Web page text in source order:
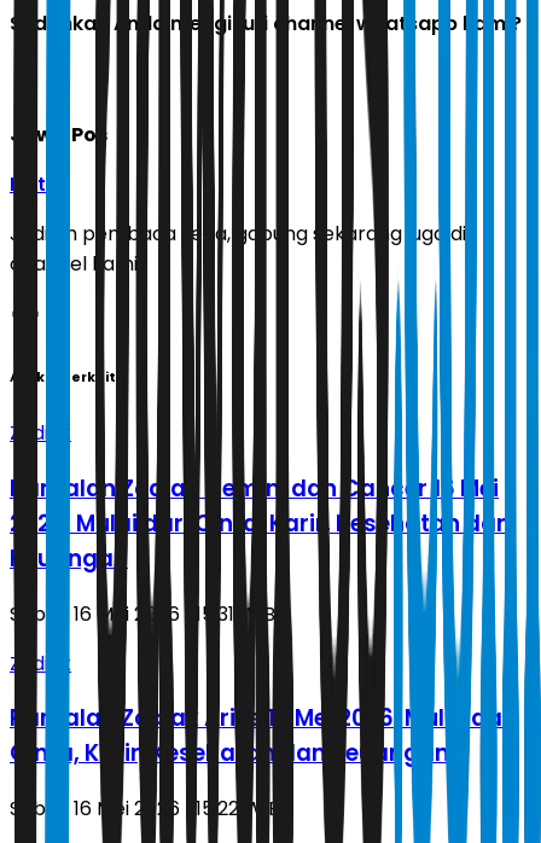
Sudahkah Anda mengikuti channel whatsapp kami?
Jawa Pos
Ikuti
Jadilah pembaca setia, gabung sekarang juga di
channel kami!
Artikel Terkait
Zodiak
Ramalan Zodiak Gemini dan Cancer 16 Mei
2026: Mulai dari Cinta, Karir, Kesehatan dan
Keuangan
Sabtu, 16 Mei 2026 | 15.31 WIB
Zodiak
Ramalan Zodiak Aries 16 Mei 2026: Mulai dari
Cinta, Karir, Kesehatan dan Keuangan
Sabtu, 16 Mei 2026 | 15.22 WIB